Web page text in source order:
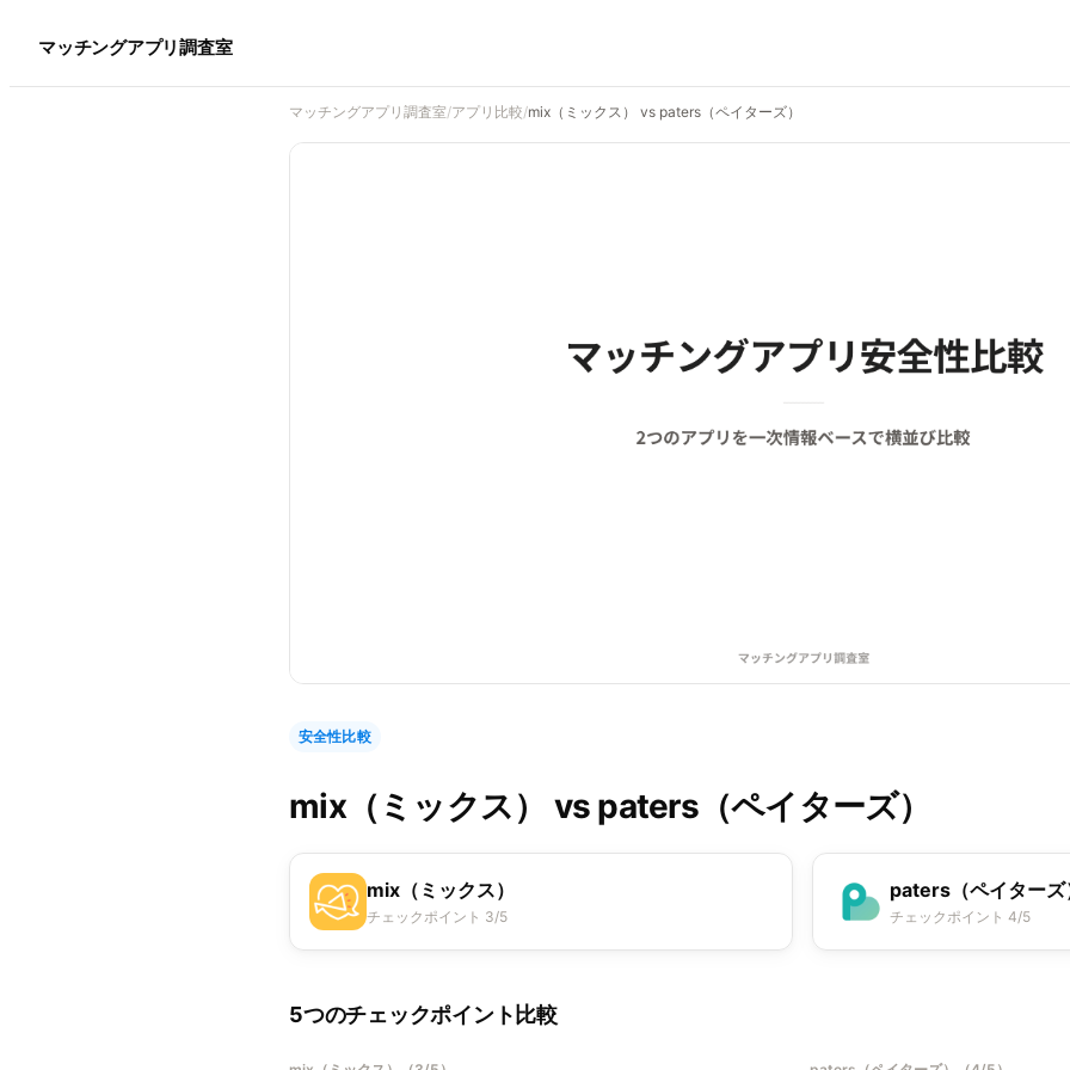
マッチングアプリ調査室
マッチングアプリ調査室/アプリ比較/mix（ミックス） vs paters（ペイターズ）
安全性比較
mix（ミックス） vs paters（ペイターズ）
mix（ミックス）
チェックポイント 3/5
paters（ペイターズ
チェックポイント 4/5
5つのチェックポイント比較